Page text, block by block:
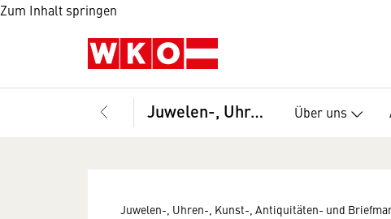
Zum Inhalt springen
Juwelen-, Uhren-, Kunst-, Antiquitäten- und Briefmarkenhandel, Bundesgremium Über uns
Juwelen-, Uhren-, Kunst-, Antiquitäten- und